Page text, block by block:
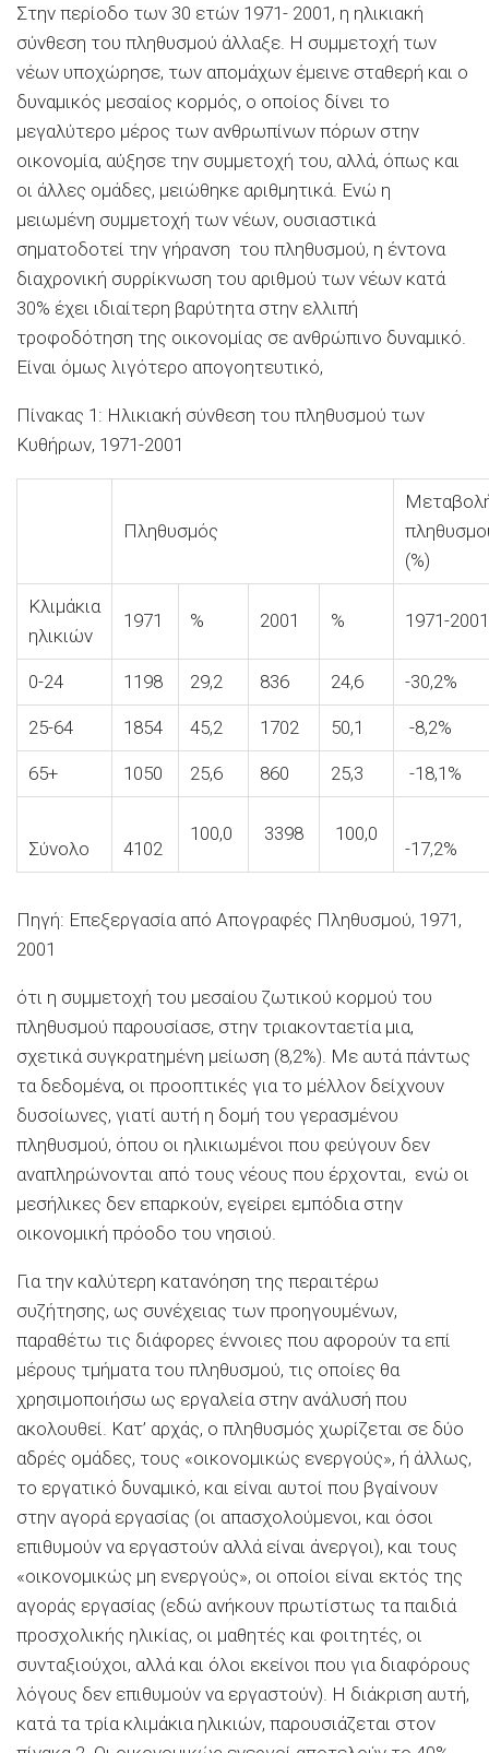
Στην περίοδο των 30 ετών 1971- 2001, η ηλικιακή
σύνθεση του πληθυσμού άλλαξε. Η συμμετοχή των
νέων υποχώρησε, των απομάχων έμεινε σταθερή και ο
δυναμικός μεσαίος κορμός, ο οποίος δίνει το
μεγαλύτερο μέρος των ανθρωπίνων πόρων στην
οικονομία, αύξησε την συμμετοχή του, αλλά, όπως και
οι άλλες ομάδες, μειώθηκε αριθμητικά. Ενώ η
μειωμένη συμμετοχή των νέων, ουσιαστικά
σηματοδοτεί την γήρανση του πληθυσμού, η έντονα
διαχρονική συρρίκνωση του αριθμού των νέων κατά
30% έχει ιδιαίτερη βαρύτητα στην ελλιπή
τροφοδότηση της οικονομίας σε ανθρώπινο δυναμικό.
Είναι όμως λιγότερο απογοητευτικό,
Πίνακας 1: Ηλικιακή σύνθεση του πληθυσμού των
Κυθήρων, 1971-2001
Πληθυσμός
(%)
Κλιμάκια
ηλικιών
1971 % 2001 % 1971-2001
0-24 1198 29,2 836 24,6 -30,2%
25-64 1854 45,2 1702 50,1 -8,2%
65+ 1050 25,6 860 25,3 -18,1%
Σύνολο 4102
100,0 3398 100,0
-17,2%
Πηγή: Επεξεργασία από Απογραφές Πληθυσμού, 1971,
2001
ότι η συμμετοχή του μεσαίου ζωτικού κορμού του
πληθυσμού παρουσίασε, στην τριακονταετία μια,
σχετικά συγκρατημένη μείωση (8,2%). Με αυτά πάντως
τα δεδομένα, οι προοπτικές για το μέλλον δείχνουν
δυσοίωνες, γιατί αυτή η δομή του γερασμένου
πληθυσμού, όπου οι ηλικιωμένοι που φεύγουν δεν
αναπληρώνονται από τους νέους που έρχονται, ενώ οι
μεσήλικες δεν επαρκούν, εγείρει εμπόδια στην
οικονομική πρόοδο του νησιού.
Για την καλύτερη κατανόηση της περαιτέρω
συζήτησης, ως συνέχειας των προηγουμένων,
παραθέτω τις διάφορες έννοιες που αφορούν τα επί
μέρους τμήματα του πληθυσμού, τις οποίες θα
χρησιμοποιήσω ως εργαλεία στην ανάλυσή που
ακολουθεί. Κατ’ αρχάς, ο πληθυσμός χωρίζεται σε δύο
αδρές ομάδες, τους «οικονομικώς ενεργούς», ή άλλως,
το εργατικό δυναμικό, και είναι αυτοί που βγαίνουν
στην αγορά εργασίας (οι απασχολούμενοι, και όσοι
επιθυμούν να εργαστούν αλλά είναι άνεργοι), και τους
«οικονομικώς μη ενεργούς», οι οποίοι είναι εκτός της
αγοράς εργασίας (εδώ ανήκουν πρωτίστως τα παιδιά
προσχολικής ηλικίας, οι μαθητές και φοιτητές, οι
συνταξιούχοι, αλλά και όλοι εκείνοι που για διαφόρους
λόγους δεν επιθυμούν να εργαστούν). Η διάκριση αυτή,
κατά τα τρία κλιμάκια ηλικιών, παρουσιάζεται στον